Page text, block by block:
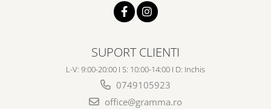
SUPORT CLIENTI
L-V: 9:00-20:00 I S: 10:00-14:00 I D: Inchis
0749105923
office@gramma.ro